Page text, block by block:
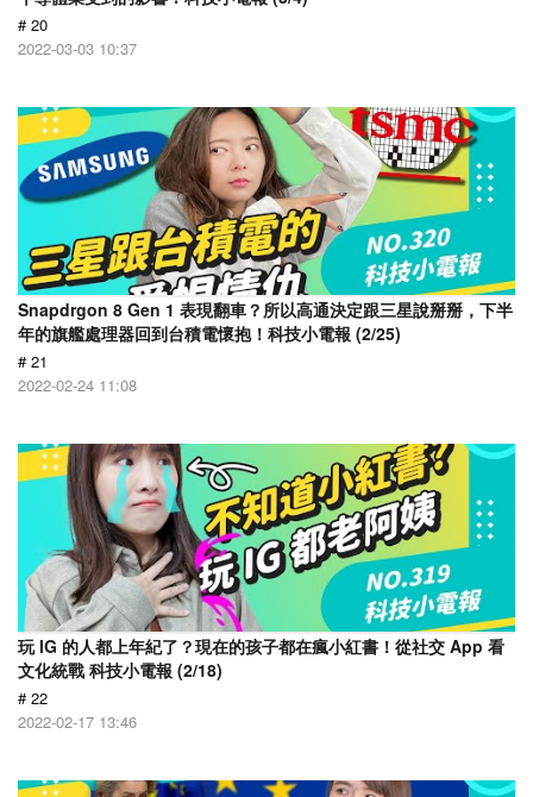
# 20
2022-03-03 10:37
Snapdrgon 8 Gen 1 表現翻車？所以高通決定跟三星說掰掰，下半
年的旗艦處理器回到台積電懷抱！科技小電報 (2/25)
# 21
2022-02-24 11:08
玩 IG 的人都上年紀了？現在的孩子都在瘋小紅書！從社交 App 看
文化統戰 科技小電報 (2/18)
# 22
2022-02-17 13:46